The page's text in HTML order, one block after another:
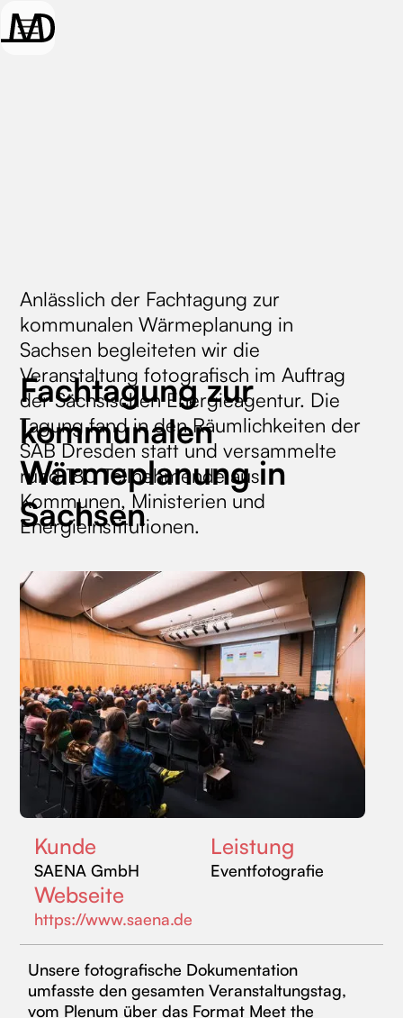
Fachtagung zur
kommunalen
Wärmeplanung in
Sachsen
Anlässlich der Fachtagung zur
kommunalen Wärmeplanung in
Sachsen begleiteten wir die
Veranstaltung fotografisch im Auftrag
der Sächsischen Energieagentur. Die
Tagung fand in den Räumlichkeiten der
SAB Dresden statt und versammelte
rund 180 Teilnehmende aus
Kommunen, Ministerien und
Energieinstitutionen.
Kunde
SAENA GmbH
Leistung
Eventfotografie
Webseite
https://www.saena.de
Unsere fotografische Dokumentation
umfasste den gesamten Veranstaltungstag,
vom Plenum über das Format Meet the